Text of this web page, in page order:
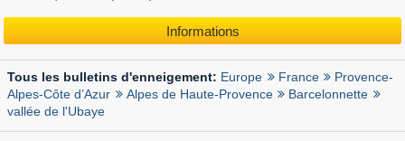
Informations
Tous les bulletins d'enneigement: Europe France
Provence-
Alpes-Côte d’Azur
Alpes de Haute-Provence
Barcelonnette
vallée de l'Ubaye